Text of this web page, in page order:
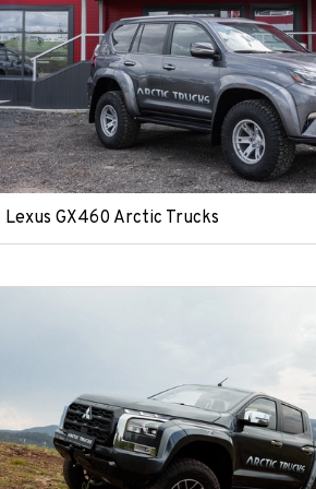
Lexus GX460 Arctic Trucks
Обратная связь
Заявка на оценку